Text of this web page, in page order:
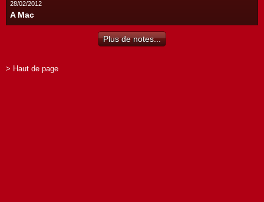
28/02/2012
A Mac
Plus de notes...
> Haut de page